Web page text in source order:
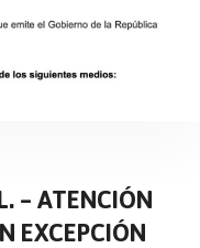
– ATENCIÓN
EXCEPCIÓN